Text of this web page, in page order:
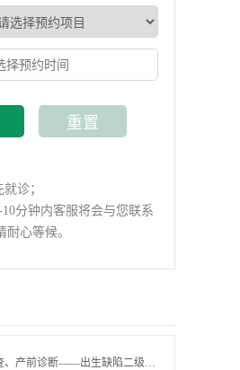
诊；
分钟内客服将会与您联系
心等候。
前诊断——出生缺陷二级防控的利器！